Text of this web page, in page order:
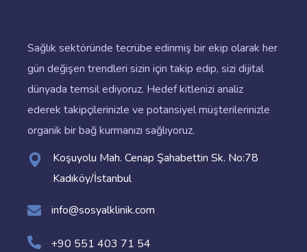
Sağlık sektöründe tecrübe edinmiş bir ekip olarak her
gün değişen trendleri sizin için takip edip, sizi dijital
dünyada temsil ediyoruz. Hedef kitlenizi analiz
ederek takipçilerinizle ve potansiyel müşterilerinizle
organik bir bağ kurmanızı sağlıyoruz.
Koşuyolu Mah. Cenap Şahabettin Sk. No:78
Kadıköy/İstanbul
info@sosyalklinik.com
+90 551 403 71 54